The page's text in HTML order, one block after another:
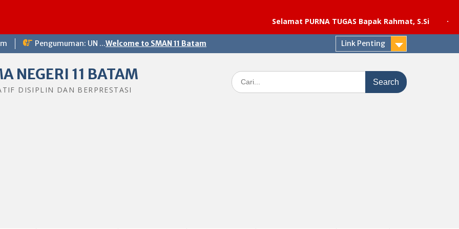
Selamat PURNA TUGAS Bapak Rahmat, S.Si
·
Pengumuman: UN ...Welcome to SMAN 11 Batam Link Penting
NEGERI 11 BATAM
DISIPLIN DAN BERPRESTASI
Search
for: